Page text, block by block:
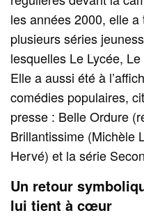
les années 2000, elle
plusieurs séries
lesquelles Le Lycée,
Elle a aussi été à
comédies populaires,
presse : Belle Ordure
Brillantissime (Michèle
Hervé) et la série
Un retour
lui tient à cœur